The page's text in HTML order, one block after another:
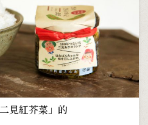
見紅芥菜」的